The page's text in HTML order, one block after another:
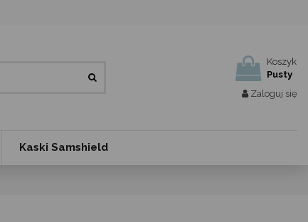
Koszyk
Pusty
Zaloguj się
Kaski Samshield